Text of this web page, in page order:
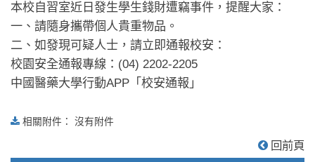
本校自習室近日發生學生錢財遭竊事件，提醒大家：
一、請隨身攜帶個人貴重物品。
二、如發現可疑人士，請立即通報校安：
校園安全通報專線：(04) 2202-2205
中國醫藥大學行動APP「校安通報」
相關附件： 沒有附件
回前頁